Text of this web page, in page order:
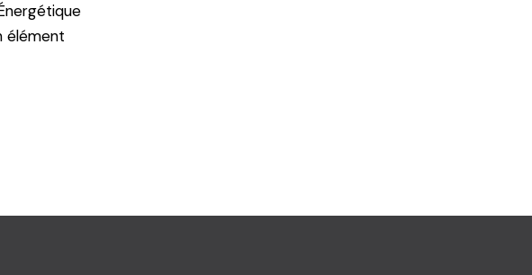
élément